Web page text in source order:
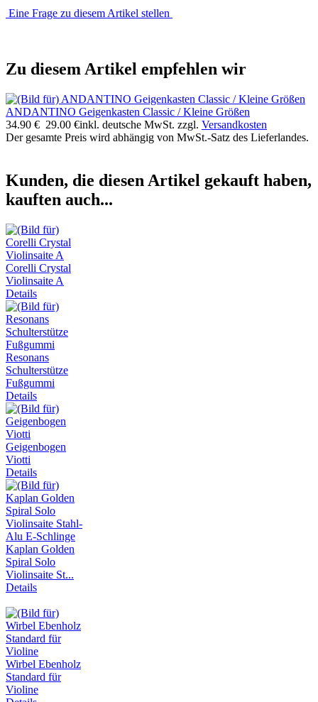
Eine Frage zu diesem Artikel stellen
Zu diesem Artikel empfehlen wir
ANDANTINO Geigenkasten Classic / Kleine Größen
34.90 € 29.00 €inkl. deutsche MwSt. zzgl. Versandkosten
Der gesamte Preis wird abhängig von MwSt.-Satz des Lieferlandes.
Kunden, die diesen Artikel gekauft haben,
kauften auch...
Corelli Crystal
Violinsaite A
Details
Resonans
Schulterstütze
Fußgummi
Details
Geigenbogen
Viotti
Details
Kaplan Golden
Spiral Solo
Violinsaite St...
Details
Wirbel Ebenholz
Standard für
Violine